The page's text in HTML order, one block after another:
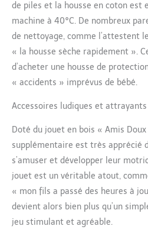
de piles et la housse en coton est
machine à 40°C. De nombreux
de nettoyage, comme l’attestent
« la housse sèche rapidement ».
d’acheter une housse de
« accidents » imprévus de bébé.
Accessoires ludiques et attrayants
Doté du jouet en bois « Amis
supplémentaire est très apprécié
s’amuser et développer leur
jouet est un véritable atout,
« mon fils a passé des heures à
devient alors bien plus qu’un
jeu stimulant et agréable.